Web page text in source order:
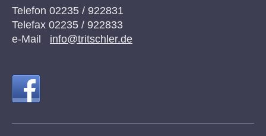
Telefon 02235 / 922831
Telefax 02235 / 922833
e-Mail info@tritschler.de